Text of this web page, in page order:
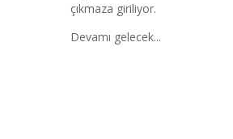
çıkmaza giriliyor.
Devamı gelecek...